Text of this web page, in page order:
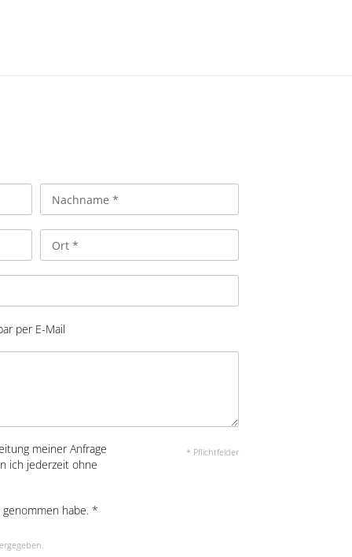
per E-Mail
meiner Anfrage
ich jederzeit ohne
* Pflichtfelder
habe. *